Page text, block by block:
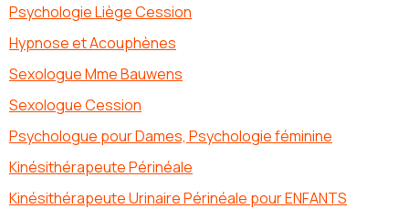
Psychologie Liège Cession
Hypnose et Acouphènes
Sexologue Mme Bauwens
Sexologue Cession
Psychologue pour Dames, Psychologie féminine
Kinésithérapeute Périnéale
Kinésithérapeute Urinaire Périnéale pour ENFANTS